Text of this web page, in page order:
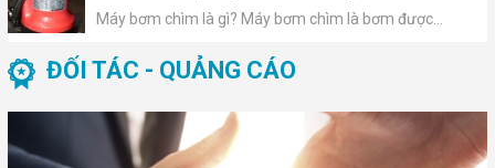
Máy bơm chìm là gì? Máy bơm chìm là bơm được...
ĐỐI TÁC - QUẢNG CÁO